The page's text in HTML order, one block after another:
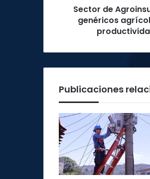
productividad
nacional
Sector de
genéricos
Publicaciones